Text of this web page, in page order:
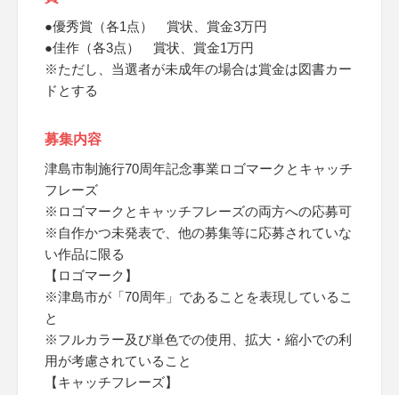
●優秀賞（各1点） 賞状、賞金3万円
●佳作（各3点） 賞状、賞金1万円
※ただし、当選者が未成年の場合は賞金は図書カー
ドとする
募集内容
津島市制施行70周年記念事業ロゴマークとキャッチ
フレーズ
※ロゴマークとキャッチフレーズの両方への応募可
※自作かつ未発表で、他の募集等に応募されていな
い作品に限る
【ロゴマーク】
※津島市が「70周年」であることを表現しているこ
と
※フルカラー及び単色での使用、拡大・縮小での利
用が考慮されていること
【キャッチフレーズ】